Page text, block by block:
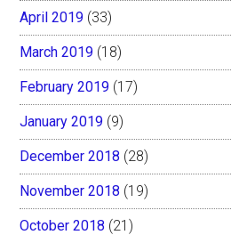
April 2019 (33)
March 2019 (18)
February 2019 (17)
January 2019 (9)
December 2018 (28)
November 2018 (19)
October 2018 (21)